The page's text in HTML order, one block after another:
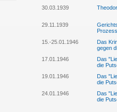
30.03.1939
29.11.1939
15.-25.01.1946
Das
gegen
17.01.1946
Das
die
19.01.1946
Das
die
24.01.1946
Das
die